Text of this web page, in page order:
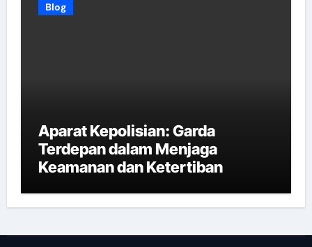
Blog
Aparat Kepolisian: Garda
Terdepan dalam Menjaga
Keamanan dan Ketertiban